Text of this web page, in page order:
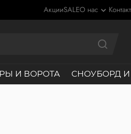
АкцииSALEО нас
И ВОРОТА СНОУБОРД